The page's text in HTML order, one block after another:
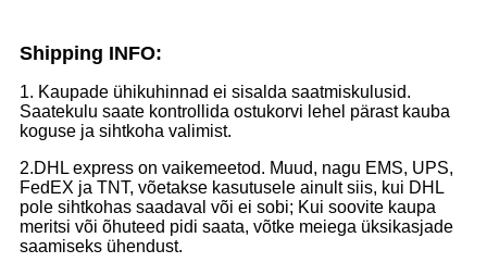
Shipping INFO:
1. Kaupade ühikuhinnad ei sisalda saatmiskulusid.
Saatekulu saate kontrollida ostukorvi lehel pärast kauba
koguse ja sihtkoha valimist.
2.DHL express on vaikemeetod. Muud, nagu EMS, UPS,
FedEX ja TNT, võetakse kasutusele ainult siis, kui DHL
pole sihtkohas saadaval või ei sobi; Kui soovite kaupa
meritsi või õhuteed pidi saata, võtke meiega üksikasjade
saamiseks ühendust.